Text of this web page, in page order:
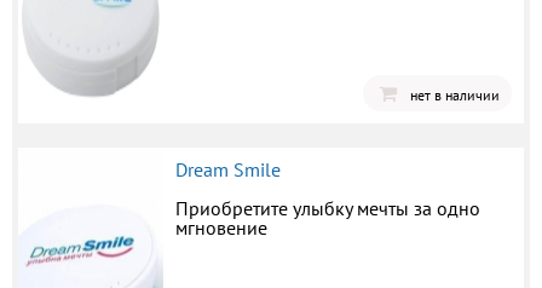
нет в наличии
Dream Smile
Приобретите улыбку мечты за одно
мгновение